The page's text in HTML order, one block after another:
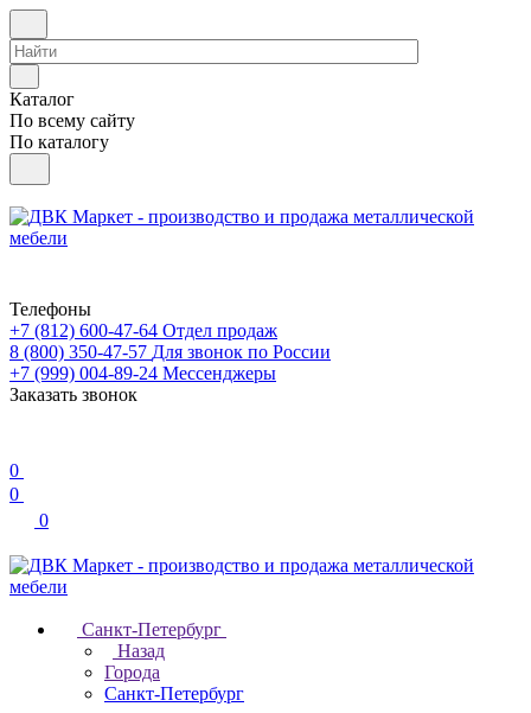
Каталог
По всему сайту
По каталогу
Телефоны
+7 (812) 600-47-64 Отдел продаж
8 (800) 350-47-57 Для звонок по России
+7 (999) 004-89-24 Мессенджеры
Заказать звонок
0
0
0
Санкт-Петербург
Назад
Города
Санкт-Петербург